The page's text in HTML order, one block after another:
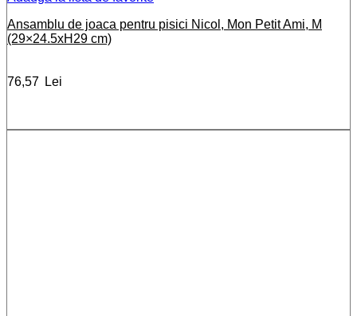
Ansamblu de joaca pentru pisici Nicol, Mon Petit Ami, M
(29×24.5xH29 cm)
76,57 Lei